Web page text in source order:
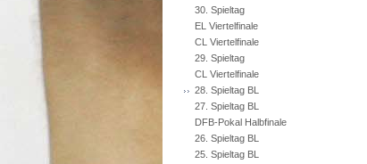
30. Spieltag
EL Viertelfinale
CL Viertelfinale
29. Spieltag
CL Viertelfinale
28. Spieltag BL
27. Spieltag BL
DFB-Pokal Halbfinale
26. Spieltag BL
25. Spieltag BL